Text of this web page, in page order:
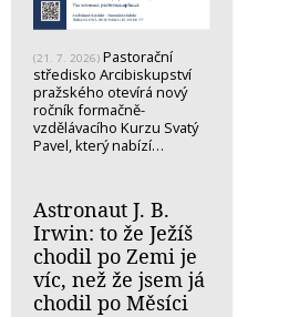
(21. 7. 2026) Pastorační
středisko Arcibiskupství
pražského otevírá nový
ročník formačně-
vzdělávacího Kurzu Svatý
Pavel, který nabízí…
Astronaut J. B.
Irwin: to že Ježíš
chodil po Zemi je
víc, než že jsem já
chodil po Měsíci